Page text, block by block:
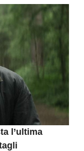
l’ultima